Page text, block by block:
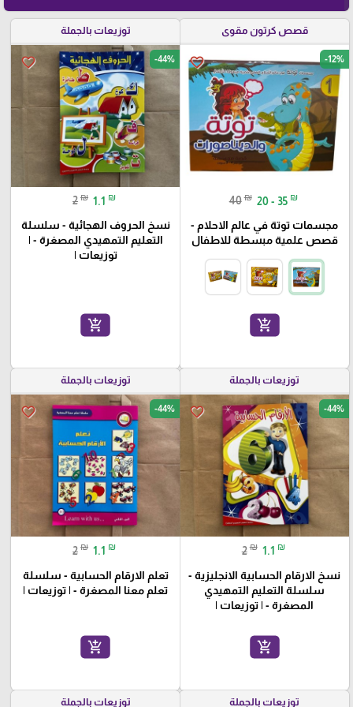
قصص كرتون مقوى
favorite_border -12%
40 ₪ 20 - 35 ₪
مجسمات توتة في عالم الاحلام -
قصص علمية مبسطة للاطفال
add_shopping_cart
توزيعات بالجملة
favorite_border -44%
2 ₪ 1.1 ₪
نسخ الحروف الهجائية - سلسلة
التعليم التمهيدي المصغرة - |
توزيعات |
add_shopping_cart
توزيعات بالجملة
favorite_border -44%
2 ₪ 1.1 ₪
نسخ الارقام الحسابية الانجليزية -
سلسلة التعليم التمهيدي
المصغرة - | توزيعات |
add_shopping_cart
توزيعات بالجملة
favorite_border -44%
2 ₪ 1.1 ₪
تعلم الارقام الحسابية - سلسلة
تعلم معنا المصغرة - | توزيعات |
add_shopping_cart
توزيعات بالجملة توزيعات بالجملة